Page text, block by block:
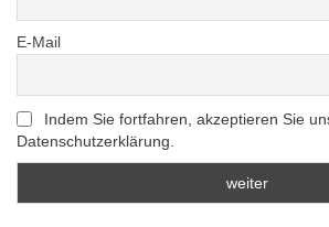
E-Mail
Indem Sie fortfahren, akzeptieren Sie
Datenschutzerklärung.